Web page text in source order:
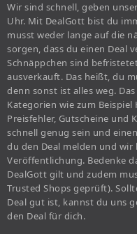
Wir sind schnell, geben
Uhr. Mit DealGott bist du
musst weder lange auf die
sorgen, dass du einen Deal
Schnäppchen sind
ausverkauft. Das heißt, du
denn sonst ist alles weg.
Kategorien wie zum
Preisfehler, Gutscheine und
schnell genug sein und
du den Deal melden und
Veröffentlichung. Bedenke
DealGott gilt und zudem
Trusted Shops geprüft).
Deal gut ist, kannst du uns
den Deal für dich.